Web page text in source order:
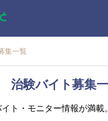
集一覧
治験バイト募集
ト・モニター情報が満載